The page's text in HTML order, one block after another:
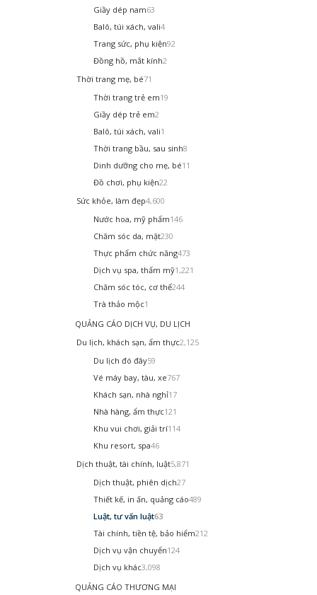
Giầy dép nam63
Balô, túi xách, vali4
Trang sức, phụ kiện92
Đồng hồ, mắt kính2
Thời trang mẹ, bé71
Thời trang trẻ em19
Giầy dép trẻ em2
Balô, túi xách, vali1
Thời trang bầu, sau sinh8
Dinh dưỡng cho mẹ, bé11
Đồ chơi, phụ kiện22
Sức khỏe, làm đẹp4,600
Nước hoa, mỹ phẩm146
Chăm sóc da, mặt230
Thực phẩm chức năng473
Dịch vụ spa, thẩm mỹ1,221
Chăm sóc tóc, cơ thể244
Trà thảo mộc1
QUẢNG CÁO DỊCH VỤ, DU LỊCH
Du lịch, khách sạn, ẩm thực2,125
Du lịch đó đây59
Vé máy bay, tàu, xe767
Khách sạn, nhà nghỉ17
Nhà hàng, ẩm thực121
Khu vui chơi, giải trí114
Khu resort, spa46
Dịch thuật, tài chính, luật5,871
Dịch thuật, phiên dịch27
Thiết kế, in ấn, quảng cáo489
Luật, tư vấn luật63
Tài chính, tiền tệ, bảo hiểm212
Dịch vụ vận chuyển124
Dịch vụ khác3,098
QUẢNG CÁO THƯƠNG MẠI